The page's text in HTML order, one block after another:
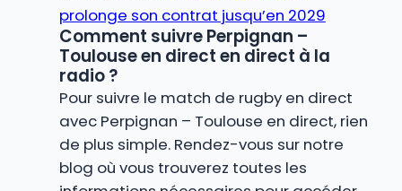
prolonge son contrat jusqu’en 2029
Comment suivre Perpignan –
Toulouse en direct en direct à la
radio ?
Pour suivre le match de rugby en direct
avec Perpignan – Toulouse en direct, rien
de plus simple. Rendez-vous sur notre
blog où vous trouverez toutes les